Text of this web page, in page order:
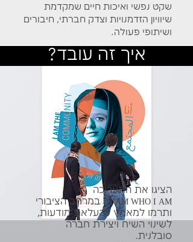
שקט נפשי ואיכות חיים שמקדמת
שיוויון הזדמנויות וצדק חברתי, חיבורים
ושיתופי פעולה.
איך זה עובד?
הציגו את התערוכה
I AM WHO I AM#
במרחב הציבורי
ותרמו למאמץ להעלאתמודעות,
לשינוי השיח ויצירת חברה
סובלנית.